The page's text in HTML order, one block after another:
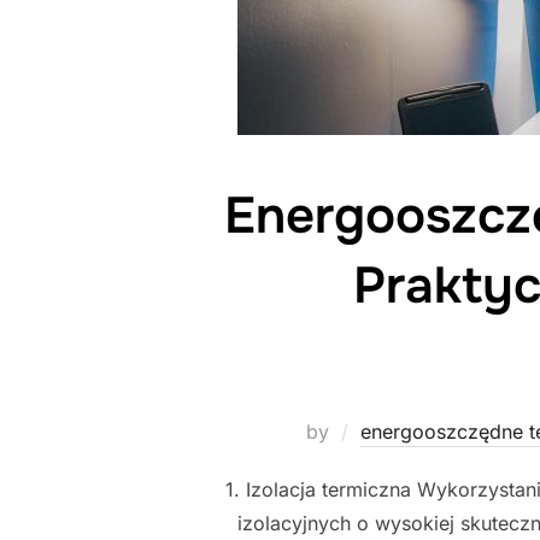
by energooszczędne
1. Izolacja termiczna
izolacyjnych o wysokiej